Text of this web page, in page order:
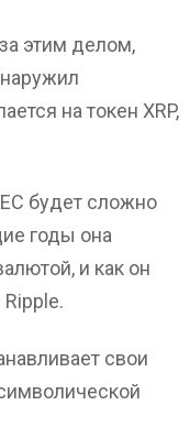
этим делом,
на токен XRP,
будет сложно
годы она
и как он
свои